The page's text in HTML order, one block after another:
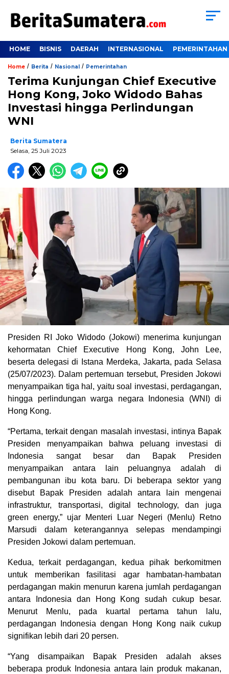
HOME BISNIS DAERAH INTERNASIONAL PEMERINTAHAN
Home / Berita / Nasional / Pemerintahan
Terima Kunjungan Chief Executive
Hong Kong, Joko Widodo Bahas
Investasi hingga Perlindungan
WNI
Berita Sumatera
Selasa, 25 Juli 2023
Presiden RI Joko Widodo (Jokowi) menerima kunjungan
kehormatan Chief Executive Hong Kong, John Lee,
beserta delegasi di Istana Merdeka, Jakarta, pada Selasa
(25/07/2023). Dalam pertemuan tersebut, Presiden Jokowi
menyampaikan tiga hal, yaitu soal investasi, perdagangan,
hingga perlindungan warga negara Indonesia (WNI) di
Hong Kong.
“Pertama, terkait dengan masalah investasi, intinya Bapak
Presiden menyampaikan bahwa peluang investasi di
Indonesia sangat besar dan Bapak Presiden
menyampaikan antara lain peluangnya adalah di
pembangunan ibu kota baru. Di beberapa sektor yang
disebut Bapak Presiden adalah antara lain mengenai
infrastruktur, transportasi, digital technology, dan juga
green energy,” ujar Menteri Luar Negeri (Menlu) Retno
Marsudi dalam keterangannya selepas mendampingi
Presiden Jokowi dalam pertemuan.
Kedua, terkait perdagangan, kedua pihak berkomitmen
untuk memberikan fasilitasi agar hambatan-hambatan
perdagangan makin menurun karena jumlah perdagangan
antara Indonesia dan Hong Kong sudah cukup besar.
Menurut Menlu, pada kuartal pertama tahun lalu,
perdagangan Indonesia dengan Hong Kong naik cukup
signifikan lebih dari 20 persen.
“Yang disampaikan Bapak Presiden adalah akses
beberapa produk Indonesia antara lain produk makanan,